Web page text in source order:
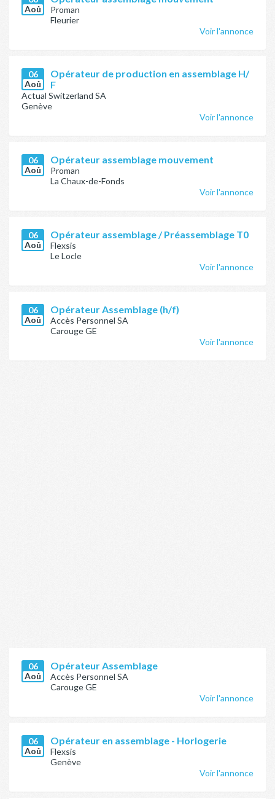
Aoû
Proman
Fleurier
Voir l'annonce
06
Aoû
Opérateur de production en assemblage H/
F
Actual Switzerland SA
Genève
Voir l'annonce
06
Aoû
Opérateur assemblage mouvement
Proman
La Chaux-de-Fonds
Voir l'annonce
06
Aoû
Opérateur assemblage / Préassemblage T0
Flexsis
Le Locle
Voir l'annonce
06
Aoû
Opérateur Assemblage (h/f)
Accès Personnel SA
Carouge GE
Voir l'annonce
06
Aoû
Opérateur Assemblage
Accès Personnel SA
Carouge GE
Voir l'annonce
06
Aoû
Opérateur en assemblage - Horlogerie
Flexsis
Genève
Voir l'annonce